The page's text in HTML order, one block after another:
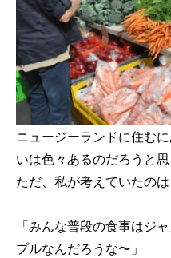
ニュージーランドに住む
いは色々あるのだろうと思
ただ、私が考えていたのは
「みんな普段の食事はジ
プルなんだろうな〜」